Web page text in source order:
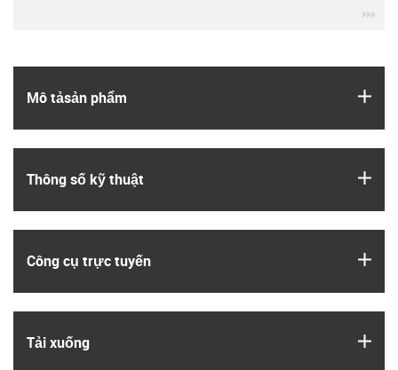
Mô tả­sản phẩm
Thông số kỹ thuật
Công cụ trực tuyến
Tải xuống